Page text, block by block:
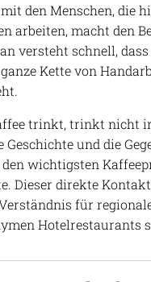
den Menschen, die
arbeiten, macht den
versteht schnell,
Kette von
trinkt, trinkt nicht
und die
wichtigsten
Dieser direkte
für
Hotelrestaurants